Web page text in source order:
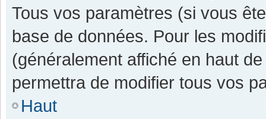
Tous vos paramètres (si vous
base de données. Pour les
(généralement affiché en haut
permettra de modifier tous vos
Haut